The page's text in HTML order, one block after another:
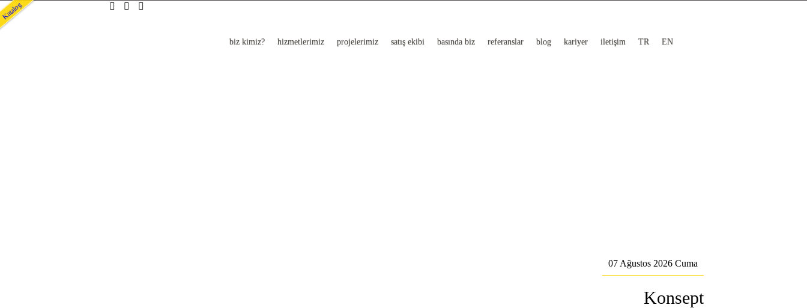
biz kimiz? hizmetlerimiz projelerimiz satış ekibi basında biz referanslar blog kariyer iletişim TR EN
07 Ağustos 2026 Cuma
Konsept
Katalog